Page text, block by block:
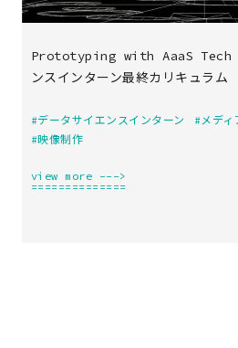
Prototyping with AaaS Tech
ンスインターン最終カリキュラム
#データサイエンスインターン
#メディ
#映像制作
view more --->
==============